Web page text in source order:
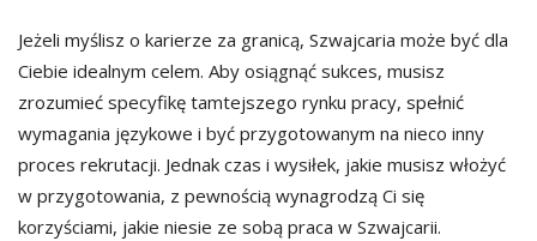
Jeżeli myślisz o karierze za granicą, Szwajcaria może być dla
Ciebie idealnym celem. Aby osiągnąć sukces, musisz
zrozumieć specyfikę tamtejszego rynku pracy, spełnić
wymagania językowe i być przygotowanym na nieco inny
proces rekrutacji. Jednak czas i wysiłek, jakie musisz włożyć
w przygotowania, z pewnością wynagrodzą Ci się
korzyściami, jakie niesie ze sobą praca w Szwajcarii.